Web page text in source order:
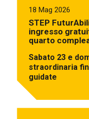
18 Mag 2026
STEP
ingresso
quarto
Sabato 23 e
straordinaria
guidate